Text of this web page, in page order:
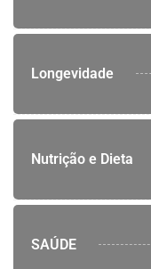
Longevidade
Nutrição e Dieta
SAÚDE